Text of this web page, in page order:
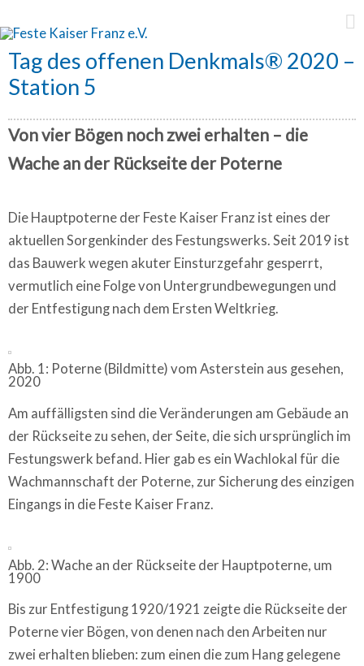
Tag des offenen Denkmals® 2020 –
Station 5
Von vier Bögen noch zwei erhalten – die
Wache an der Rückseite der Poterne
Die Hauptpoterne der Feste Kaiser Franz ist eines der
aktuellen Sorgenkinder des Festungswerks. Seit 2019 ist
das Bauwerk wegen akuter Einsturzgefahr gesperrt,
vermutlich eine Folge von Untergrundbewegungen und
der Entfestigung nach dem Ersten Weltkrieg.
Abb. 1: Poterne (Bildmitte) vom Asterstein aus gesehen,
2020
Am auffälligsten sind die Veränderungen am Gebäude an
der Rückseite zu sehen, der Seite, die sich ursprünglich im
Festungswerk befand. Hier gab es ein Wachlokal für die
Wachmannschaft der Poterne, zur Sicherung des einzigen
Eingangs in die Feste Kaiser Franz.
Abb. 2: Wache an der Rückseite der Hauptpoterne, um
1900
Bis zur Entfestigung 1920/1921 zeigte die Rückseite der
Poterne vier Bögen, von denen nach den Arbeiten nur
zwei erhalten blieben: zum einen die zum Hang gelegene